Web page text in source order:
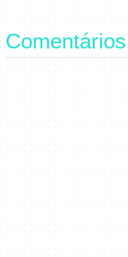
Comentários